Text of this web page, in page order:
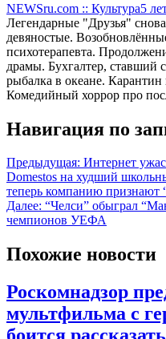
NEWSru.com :: Культура5
Легендарные "Друзья"
девяностые.
психотерапевта.
драмы. Бухгалтер, ставший
рыбалка в океане.
Комедийный хоррор про
Навигация по
Предыдущая: Интернет
Domestos на худший
теперь компанию признают
Далее: “Челси” обыграл
чемпионов УЕФА
Похожие новости
Роскомнадзор
мультфильма c